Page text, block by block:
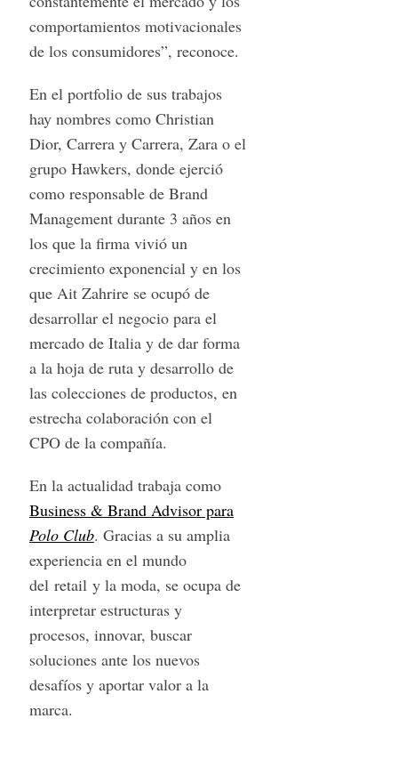
comportamientos motivacionales
de los consumidores”, reconoce.
En el portfolio de sus trabajos
hay nombres como Christian
Dior, Carrera y Carrera, Zara o el
grupo Hawkers, donde ejerció
como responsable de Brand
Management durante 3 años en
los que la firma vivió un
crecimiento exponencial y en los
que Ait Zahrire se ocupó de
desarrollar el negocio para el
mercado de Italia y de dar forma
a la hoja de ruta y desarrollo de
las colecciones de productos, en
estrecha colaboración con el
CPO de la compañía.
En la actualidad trabaja como
Business & Brand Advisor para
Polo Club. Gracias a su amplia
experiencia en el mundo
del retail y la moda, se ocupa de
interpretar estructuras y
procesos, innovar, buscar
soluciones ante los nuevos
desafíos y aportar valor a la
marca.